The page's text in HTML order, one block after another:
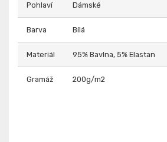
Pohlaví Dámské
Barva Bílá
Materiál 95% Bavlna, 5% Elastan
Gramáž 200g/m2